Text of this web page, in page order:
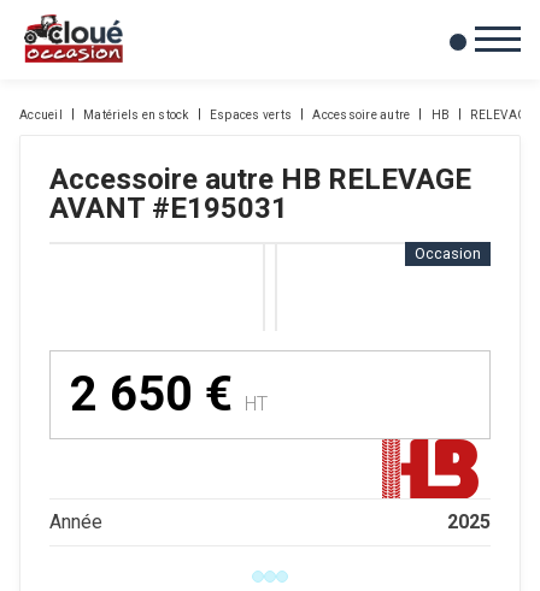
Mes favoris
0
Accueil Matériels en stock Espaces verts Accessoire autre HB RELEVAGE
Accessoire autre HB RELEVAGE
AVANT #E195031
Occasion
2 650 € HT
Année 2025